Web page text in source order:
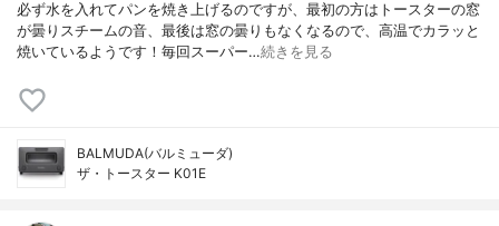
必ず水を入れてパンを焼き上げるのですが、最初の方はトースターの窓
が曇りスチームの音、最後は窓の曇りもなくなるので、高温でカラッと
焼いているようです！毎回スーパー…続きを見る
BALMUDA(バルミューダ)
ザ・トースター K01E